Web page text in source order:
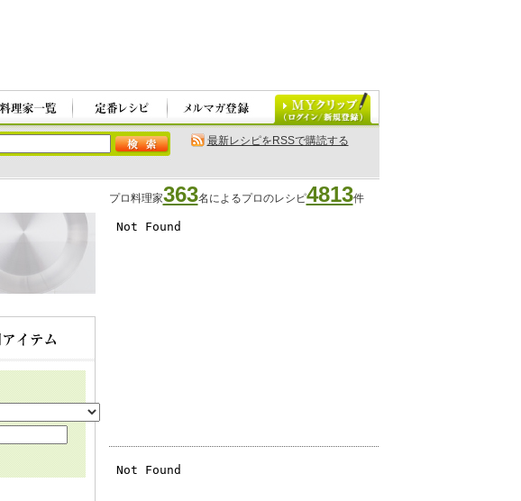
最新レシピをRSSで購読する
プロ料理家363名によるプロのレシピ4813件